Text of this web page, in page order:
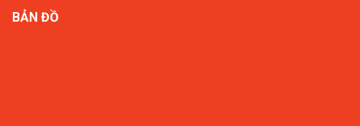
BẢN ĐỒ